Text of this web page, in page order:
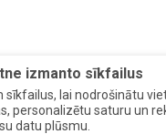
izmanto sīkfailus
sīkfailus, lai nodrošinātu
personalizētu saturu un
datu plūsmu.